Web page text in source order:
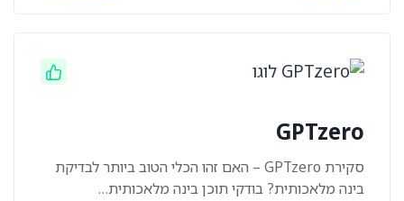
GPTzero
סקירת GPTzero – האם זהו הכלי הטוב ביותר לבדיקת
בינה מלאכותית? בודקי תוכן בינה מלאכותית…